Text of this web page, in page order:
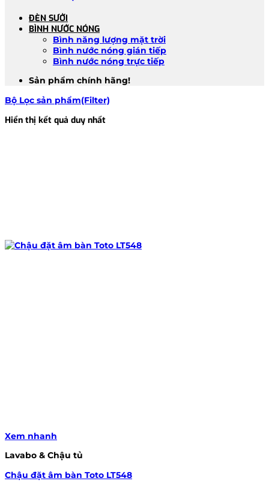
ĐÈN SƯỞI
BÌNH NƯỚC NÓNG
Bình năng lượng mặt trời
Bình nước nóng gián tiếp
Bình nước nóng trực tiếp
Sản phẩm chính hãng!
Bộ Lọc sản phẩm(Filter)
Hiển thị kết quả duy nhất
Xem nhanh
Lavabo & Chậu tủ
Chậu đặt âm bàn Toto LT548